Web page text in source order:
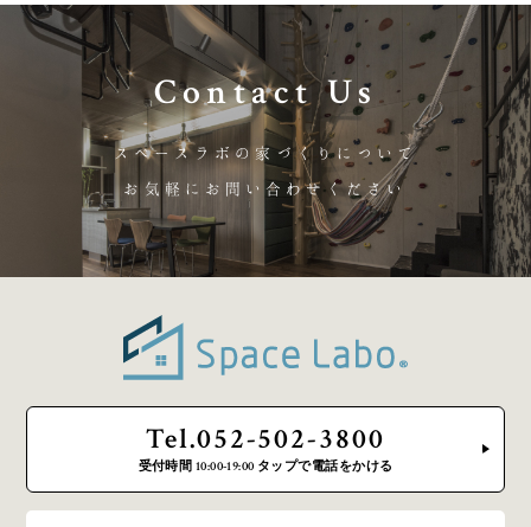
Contact Us
スペースラボの家づくりについて
お気軽にお問い合わせください
Tel.052-502-3800
受付時間 10:00-19:00 タップで電話をかける